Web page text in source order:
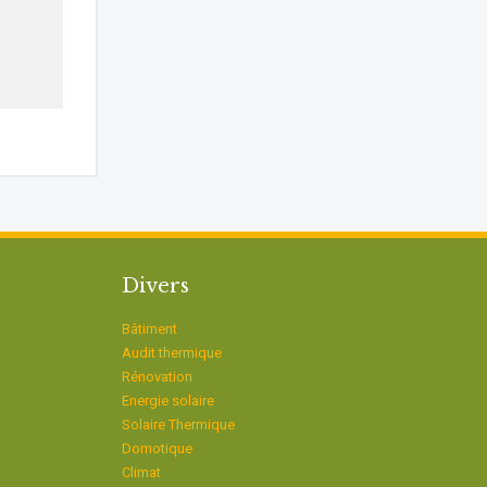
Divers
Bâtiment
Audit thermique
Rénovation
Energie solaire
Solaire Thermique
Domotique
Climat